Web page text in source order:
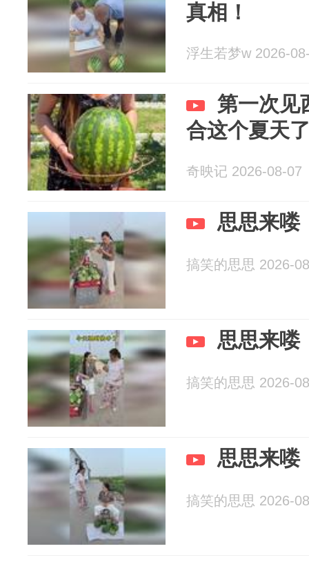
真相！
浮生若梦w 2026-
第一次见
合这个夏天
奇映记 2026-08-07
思思来喽
搞笑的思思 2026-
思思来喽
搞笑的思思 2026-
思思来喽
搞笑的思思 2026-